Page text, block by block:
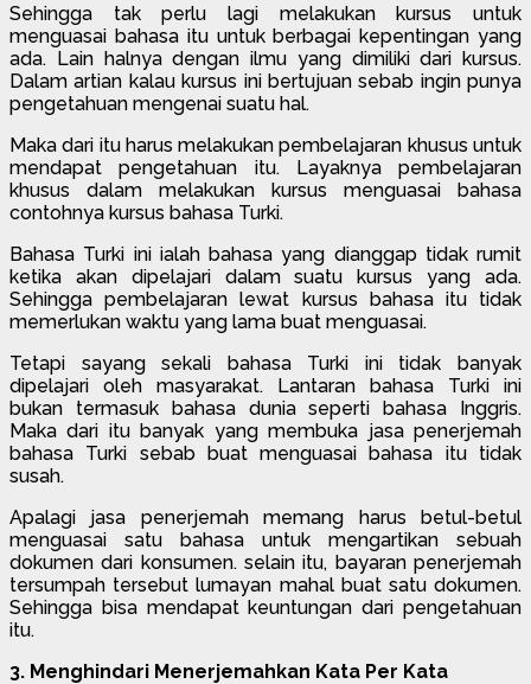
Sehingga tak perlu lagi melakukan kursus untuk
menguasai bahasa itu untuk berbagai kepentingan yang
ada. Lain halnya dengan ilmu yang dimiliki dari kursus.
Dalam artian kalau kursus ini bertujuan sebab ingin punya
pengetahuan mengenai suatu hal.
Maka dari itu harus melakukan pembelajaran khusus untuk
mendapat pengetahuan itu. Layaknya pembelajaran
khusus dalam melakukan kursus menguasai bahasa
contohnya kursus bahasa Turki.
Bahasa Turki ini ialah bahasa yang dianggap tidak rumit
ketika akan dipelajari dalam suatu kursus yang ada.
Sehingga pembelajaran lewat kursus bahasa itu tidak
memerlukan waktu yang lama buat menguasai.
Tetapi sayang sekali bahasa Turki ini tidak banyak
dipelajari oleh masyarakat. Lantaran bahasa Turki ini
bukan termasuk bahasa dunia seperti bahasa Inggris.
Maka dari itu banyak yang membuka jasa penerjemah
bahasa Turki sebab buat menguasai bahasa itu tidak
susah.
Apalagi jasa penerjemah memang harus betul-betul
menguasai satu bahasa untuk mengartikan sebuah
dokumen dari konsumen. selain itu, bayaran penerjemah
tersumpah tersebut lumayan mahal buat satu dokumen.
Sehingga bisa mendapat keuntungan dari pengetahuan
itu.
3. Menghindari Menerjemahkan Kata Per Kata